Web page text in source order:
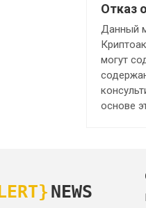
Отказ
Данный
могут
основе
NEWS